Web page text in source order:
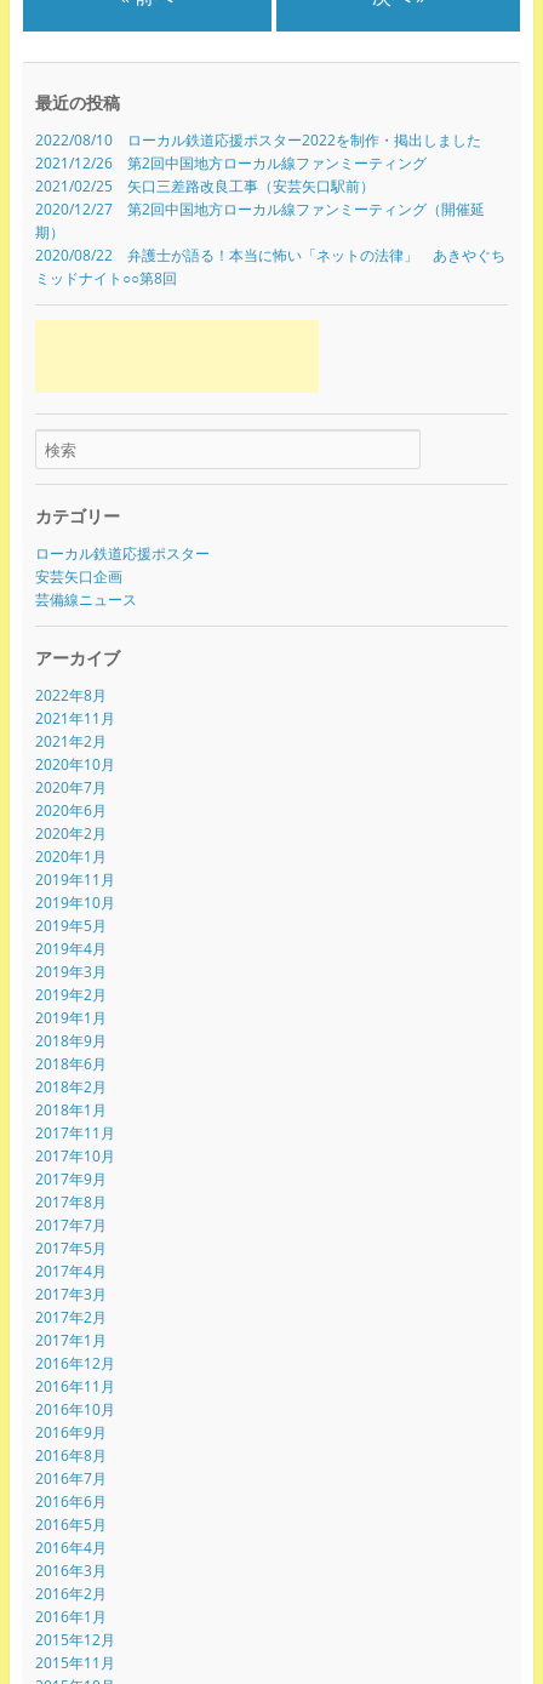
最近の投稿
2022/08/10 ローカル鉄道応援ポスター2022を制作・掲出しました
2021/12/26 第2回中国地方ローカル線ファンミーティング
2021/02/25 矢口三差路改良工事（安芸矢口駅前）
2020/12/27 第2回中国地方ローカル線ファンミーティング（開催延
期）
2020/08/22 弁護士が語る！本当に怖い「ネットの法律」 あきやぐち
ミッドナイト○○第8回
カテゴリー
ローカル鉄道応援ポスター
安芸矢口企画
芸備線ニュース
アーカイブ
2022年8月
2021年11月
2021年2月
2020年10月
2020年7月
2020年6月
2020年2月
2020年1月
2019年11月
2019年10月
2019年5月
2019年4月
2019年3月
2019年2月
2019年1月
2018年9月
2018年6月
2018年2月
2018年1月
2017年11月
2017年10月
2017年9月
2017年8月
2017年7月
2017年5月
2017年4月
2017年3月
2017年2月
2017年1月
2016年12月
2016年11月
2016年10月
2016年9月
2016年8月
2016年7月
2016年6月
2016年5月
2016年4月
2016年3月
2016年2月
2016年1月
2015年12月
2015年11月